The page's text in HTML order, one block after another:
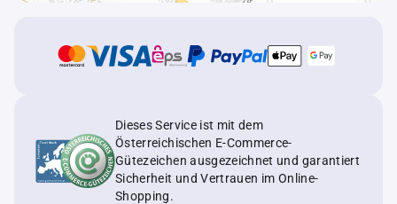
Dieses Service ist mit dem
Österreichischen E-Commerce-
Gütezeichen ausgezeichnet und garantiert
Sicherheit und Vertrauen im Online-
Shopping.